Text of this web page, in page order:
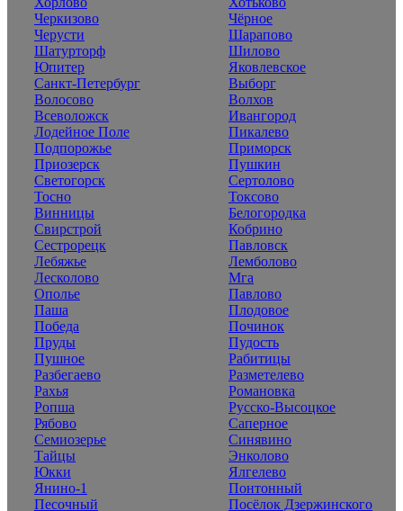
Черкизово
Чёрное
Черусти
Шарапово
Шатурторф
Шилово
Юпитер
Яковлевское
Санкт-Петербург
Выборг
Волосово
Волхов
Всеволожск
Ивангород
Лодейное Поле
Пикалево
Подпорожье
Приморск
Приозерск
Пушкин
Светогорск
Сертолово
Тосно
Токсово
Винницы
Белогородка
Свирстрой
Кобрино
Сестрорецк
Павловск
Лебяжье
Лемболово
Лесколово
Мга
Ополье
Павлово
Паша
Плодовое
Победа
Починок
Пруды
Пудость
Пушное
Рабитицы
Разбегаево
Разметелево
Рахья
Романовка
Ропша
Русско-Высоцкое
Рябово
Саперное
Семиозерье
Синявино
Тайцы
Энколово
Юкки
Ялгелево
Янино-1
Понтонный
Песочный
Посёлок Дзержинского